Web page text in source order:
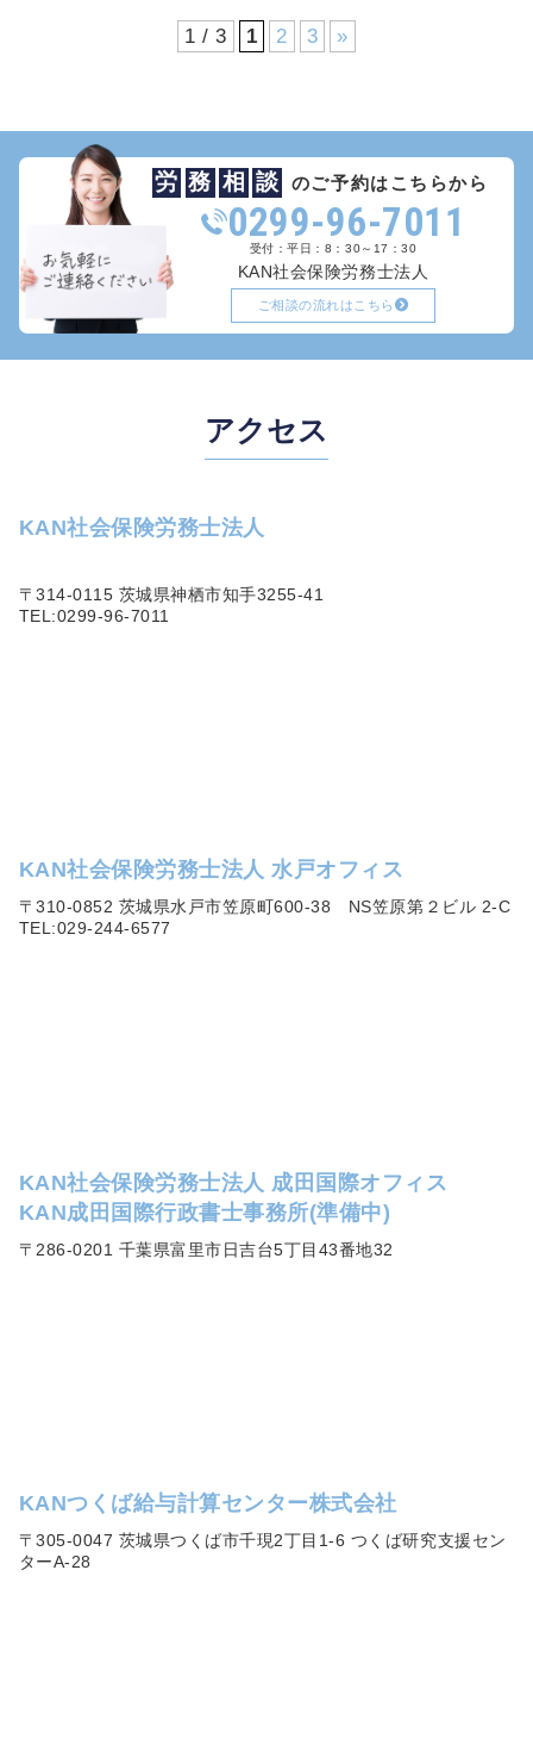
1 / 3 1 2 3 »
労 務 相 談 のご予約はこちらから
0299-96-7011
受付：平日：8：30～17：30
KAN社会保険労務士法人
ご相談の流れはこちら
アクセス
KAN社会保険労務士法人
〒314-0115 茨城県神栖市知手3255-41
TEL:0299-96-7011
KAN社会保険労務士法人 水戸オフィス
〒310-0852 茨城県水戸市笠原町600-38 NS笠原第２ビル 2-C
TEL:029-244-6577
KAN社会保険労務士法人 成田国際オフィス
KAN成田国際行政書士事務所(準備中)
〒286-0201 千葉県富里市日吉台5丁目43番地32
KANつくば給与計算センター株式会社
〒305-0047 茨城県つくば市千現2丁目1-6 つくば研究支援セン
ターA-28